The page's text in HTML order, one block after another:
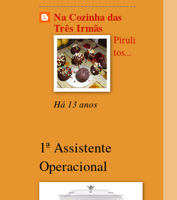
Na Cozinha das
Três Irmãs
Piruli
tos...
Há 13 anos
1ª Assistente
Operacional